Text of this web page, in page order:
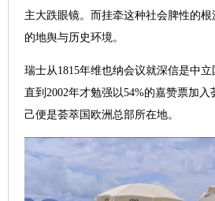
主大跌眼镜。而挂牵这种社会脾性的
的地舆与历史环境。
瑞士从1815年维也纳会议就深信是中立
直到2002年才勉强以54%的嘉赞票加
己便是荟萃国欧洲总部所在地。